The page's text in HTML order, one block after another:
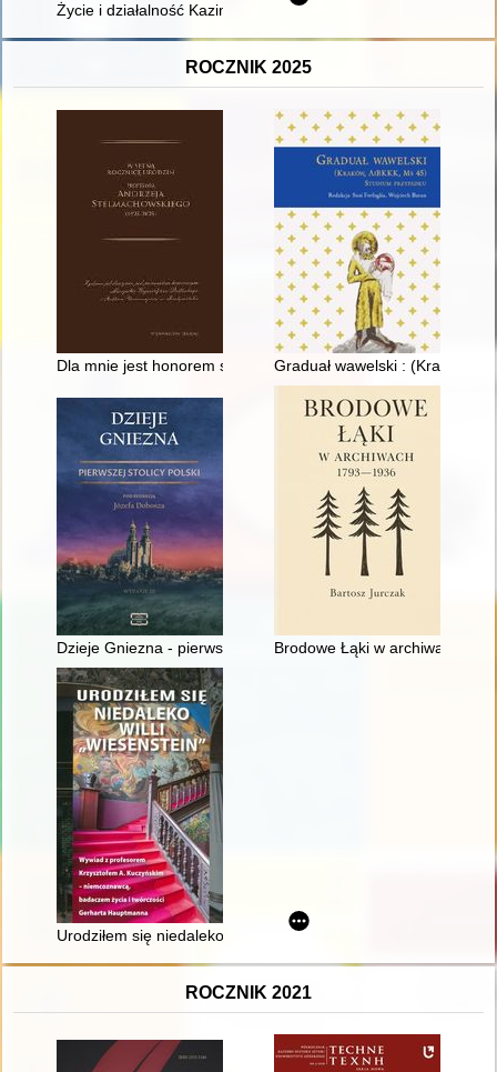
Życie i działalność Kazimierza Stanisława Walewskiego
ROCZNIK 2025
Dla mnie jest honorem służyć Kościołowi" : związki Profesora
Graduał wawelski : (Kraków,
Dzieje Gniezna - pierwszej stolicy PolskiBrodowe Łąki w archiwach
Urodziłem się niedaleko willi "Wiesenstein" : profesor
ROCZNIK 2021